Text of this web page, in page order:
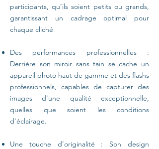
participants, qu’ils soient petits ou grands,
garantissant un cadrage optimal pour
chaque cliché
Des performances professionnelles :
Derrière son miroir sans tain se cache un
appareil photo haut de gamme et des flashs
professionnels, capables de capturer des
images d’une qualité exceptionnelle,
quelles que soient les conditions
d’éclairage.
Une touche d’originalité : Son design